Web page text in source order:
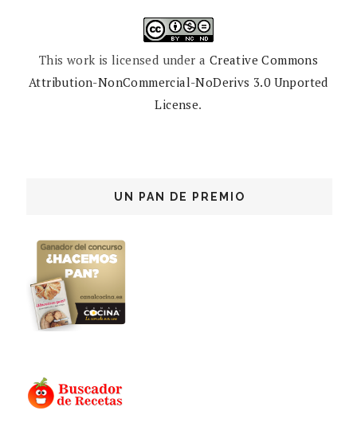
This work is licensed under a Creative Commons
Attribution-NonCommercial-NoDerivs 3.0 Unported
License.
UN PAN DE PREMIO